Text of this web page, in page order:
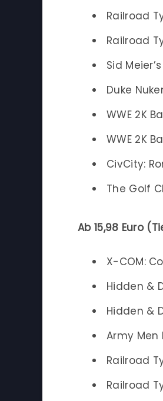
Railroad
Railroad
Sid
Duke
WWE 2K
WWE 2K
CivCity:
The Golf
Ab 15,98 Euro
X-COM:
Hidden &
Hidden &
Army Men
Railroad
Railroad